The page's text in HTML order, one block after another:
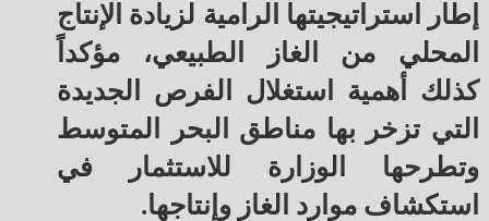
إطار استراتيجيتها الرامية لزيادة الإنتاج
المحلي من الغاز الطبيعي، مؤكداً
كذلك أهمية استغلال الفرص الجديدة
التي تزخر بها مناطق البحر المتوسط
وتطرحها الوزارة للاستثمار في
استكشاف موارد الغاز وإنتاجها.